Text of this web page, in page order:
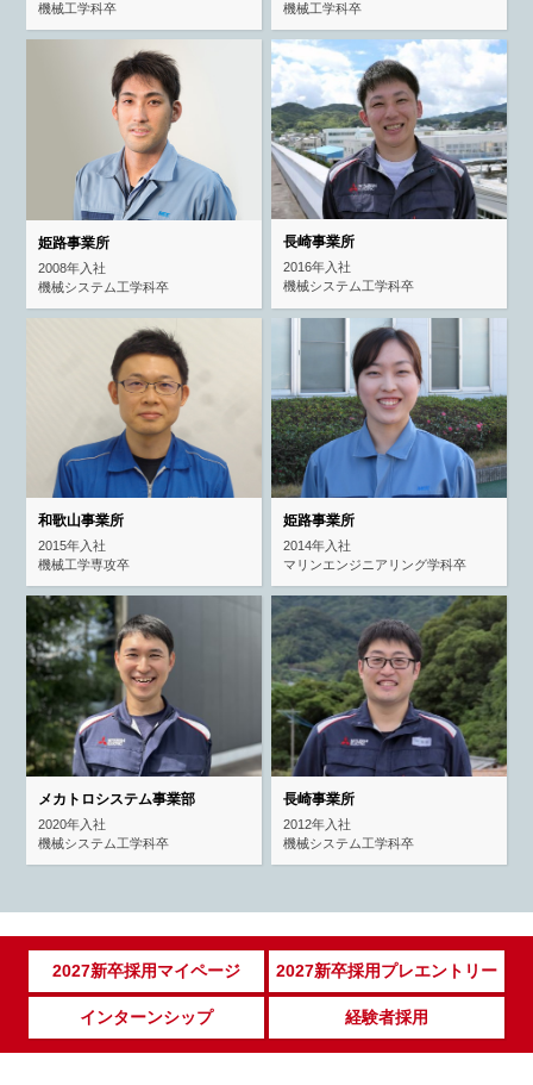
機械工学科卒
機械工学科卒
姫路事業所
2008年入社
機械システム工学科卒
長崎事業所
2016年入社
機械システム工学科卒
和歌山事業所
2015年入社
機械工学専攻卒
姫路事業所
2014年入社
マリンエンジニアリング学科卒
メカトロシステム事業部
2020年入社
機械システム工学科卒
長崎事業所
2012年入社
機械システム工学科卒
2027新卒採用マイページ 2027新卒採用プレエントリー
インターンシップ 経験者採用